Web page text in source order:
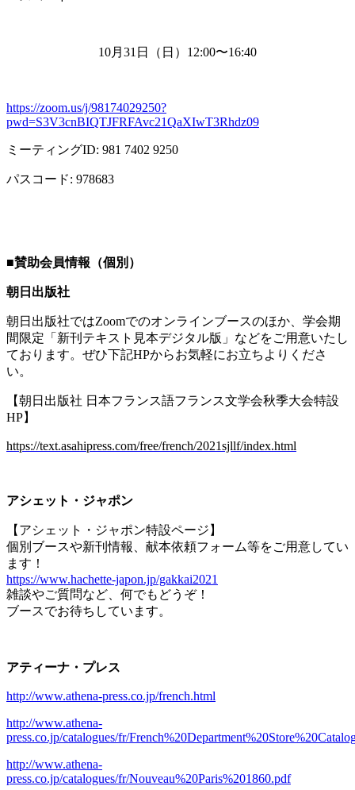
10月 31 日（日） 12:00〜16:40
https://zoom.us/j/98174029250?
pwd=S3V3cnBIQTJFRFAvc21QaXIwT3Rhdz09
ミーティングID: 981 7402 9250
パスコード: 978683
■賛助会員情報（個別）
朝日出版社
朝日出版社ではZoomでのオンラインブースのほか、学会期
間限定「新刊テキスト見本デジタル版」などをご用意いたし
ております。ぜひ下記HPからお気軽にお立ちよりくださ
い。
【朝日出版社 日本フランス語フランス文学会秋季大会特設
HP】
https://text.asahipress.com/free/french/2021sjllf/index.html
アシェット・ジャポン
【アシェット・ジャポン特設ページ】
個別ブースや新刊情報、献本依頼フォーム等をご用意してい
ます！
https://www.hachette-japon.jp/gakkai2021
雑談やご質問など、何でもどうぞ！
ブースでお待ちしています。
アティーナ・プレス
http://www.athena-press.co.jp/french.html
http://www.athena-
press.co.jp/catalogues/fr/
http://www.athena-
press.co.jp/catalogues/fr/Nouveau%20Paris%201860.pdf